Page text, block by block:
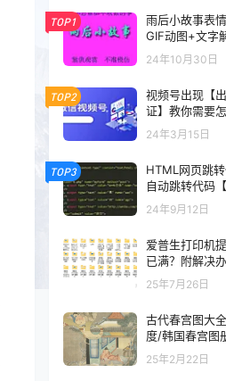
TOP1
雨后小故事表
GIF动图+文字
24年10月30日
TOP2
视频号出现【
证】教你需要
以及混剪的可
24年3月15日
TOP3
HTML网页跳
自动跳转代码【
24年9月12日
爱普生打印机
已满？附解决
零工具和教程
25年7月26日
古代春宫图大
度/韩国春宫图
25年2月22日